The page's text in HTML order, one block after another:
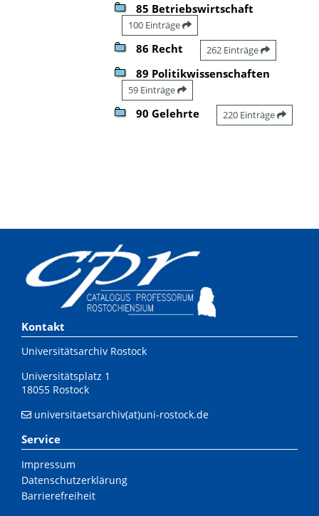
85 Betriebswirtschaft
100 Einträge
86 Recht 262 Einträge
89 Politikwissenschaften
59 Einträge
90 Gelehrte 220 Einträge
Kontakt
Universitätsarchiv Rostock
Universitätsplatz 1
18055 Rostock
universitaetsarchiv(at)uni-rostock.de
Service
Impressum
Datenschutzerklärung
Barrierefreiheit